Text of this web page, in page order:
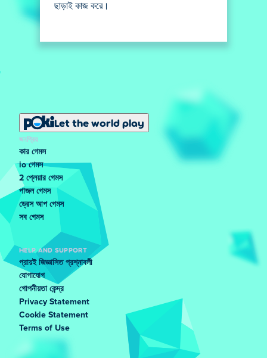
ছাড়াই কাজ করে।
Let the world play
জনপ্রিয়
কার গেমস
io গেমস
2 প্লেয়ার গেমস
পাজল গেমস
ড্রেস আপ গেমস
সব গেমস
HELP AND SUPPORT
প্রায়ই জিজ্ঞাসিত প্রশ্নাবলী
যোগাযোগ
গোপনীয়তা কেন্দ্র
Privacy Statement
Cookie Statement
Terms of Use